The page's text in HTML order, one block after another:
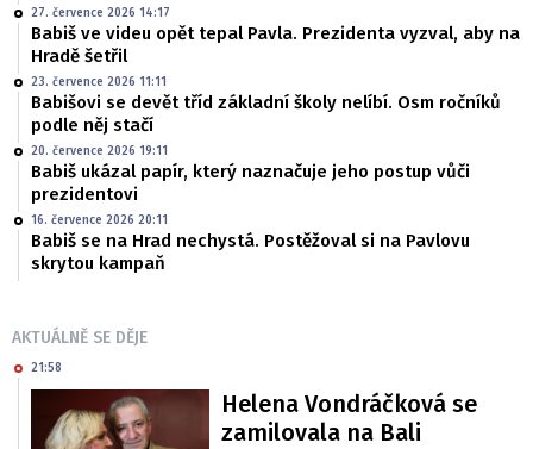
27. července 2026 14:17
Babiš ve videu opět tepal Pavla. Prezidenta vyzval, aby na
Hradě šetřil
23. července 2026 11:11
Babišovi se devět tříd základní školy nelíbí. Osm ročníků
podle něj stačí
20. července 2026 19:11
Babiš ukázal papír, který naznačuje jeho postup vůči
prezidentovi
16. července 2026 20:11
Babiš se na Hrad nechystá. Postěžoval si na Pavlovu
skrytou kampaň
AKTUÁLNĚ SE DĚJE
21:58
Helena Vondráčková se
zamilovala na Bali